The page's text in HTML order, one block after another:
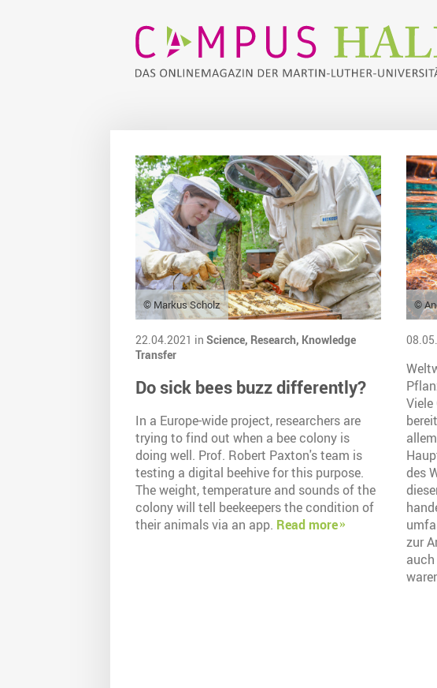
© Markus Scholz
22.04.2021 in Science, Research, Knowledge
Transfer
Do sick bees buzz differently?
In a Europe-wide project, researchers are
trying to find out when a bee colony is
doing well. Prof. Robert Paxton's team is
testing a digital beehive for this purpose.
The weight, temperature and sounds of the
colony will tell beekeepers the condition of
their animals via an app. Read more
©
des
zur